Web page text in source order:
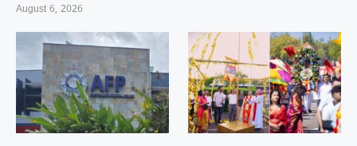
August 6, 2026